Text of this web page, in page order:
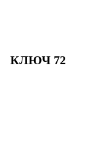
КЛЮЧ 72